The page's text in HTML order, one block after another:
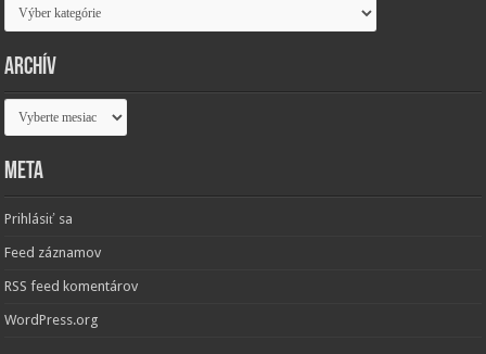
Archív
Archív
Meta
Prihlásiť sa
Feed záznamov
RSS feed komentárov
WordPress.org